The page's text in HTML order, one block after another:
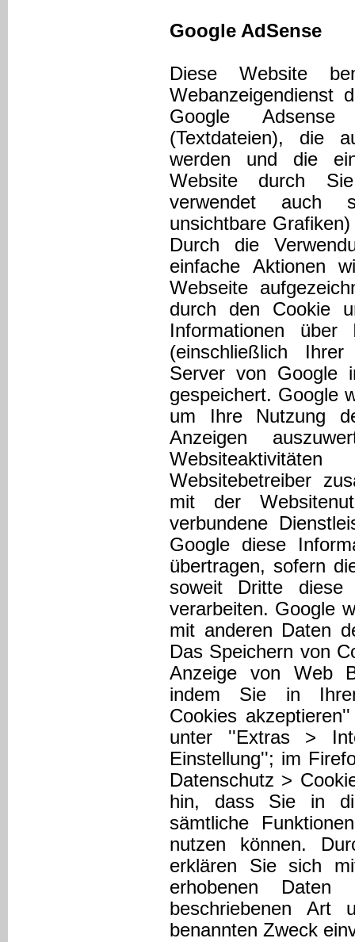
Google AdSense
Diese Website
Webanzeigendienst
Google
(Textdateien), die
werden und die
Website durch
verwendet auch
unsichtbare
Durch die
einfache Aktionen
Webseite
durch den Cookie
Informationen
(einschließlich
Server von Google
gespeichert. Google
um Ihre Nutzung
Anzeigen
Websitebetreiber
mit der
verbundene
Google diese
übertragen, sofern
soweit Dritte
verarbeiten. Google
mit anderen Daten
Das Speichern von
Anzeige von Web
indem Sie in
Cookies
unter ''Extras >
Einstellung''; im
Datenschutz >
hin, dass Sie in
sämtliche
nutzen können.
erklären Sie sich
erhobenen
beschriebenen
benannten Zweck